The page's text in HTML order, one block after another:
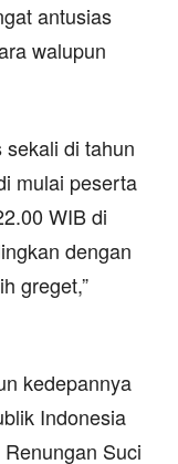
antusias
walupun
sekali di tahun
mulai peserta
WIB di
dengan
greget,”
kedepannya
Indonesia
Suci